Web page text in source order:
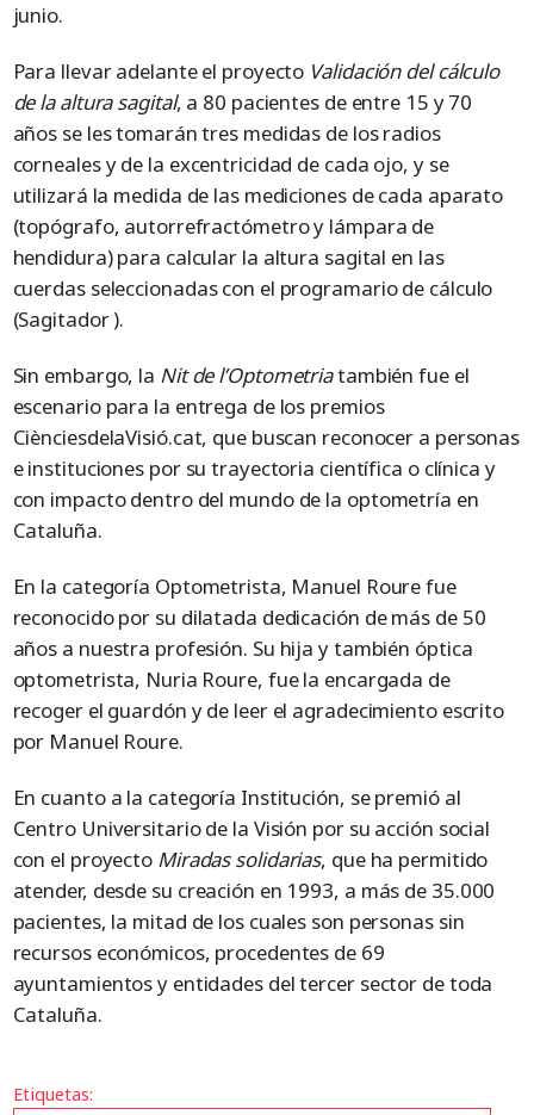
junio.
Para llevar adelante el proyecto Validación del cálculo
de la altura sagital, a 80 pacientes de entre 15 y 70
años se les tomarán tres medidas de los radios
corneales y de la excentricidad de cada ojo, y se
utilizará la medida de las mediciones de cada aparato
(topógrafo, autorrefractómetro y lámpara de
hendidura) para calcular la altura sagital en las
cuerdas seleccionadas con el programario de cálculo
(Sagitador ).
Sin embargo, la Nit de l’Optometriatambién fue el
escenario para la entrega de los premios
CiènciesdelaVisió.cat, que buscan reconocer a personas
e instituciones por su trayectoria científica o clínica y
con impacto dentro del mundo de la optometría en
Cataluña.
En la categoría Optometrista, Manuel Roure fue
reconocido por su dilatada dedicación de más de 50
años a nuestra profesión. Su hija y también óptica
optometrista, Nuria Roure, fue la encargada de
recoger el guardón y de leer el agradecimiento escrito
por Manuel Roure.
En cuanto a la categoría Institución, se premió al
Centro Universitario de la Visión por su acción social
con el proyecto Miradas solidarias, que ha permitido
atender, desde su creación en 1993, a más de 35.000
pacientes, la mitad de los cuales son personas sin
recursos económicos, procedentes de 69
ayuntamientos y entidades del tercer sector de toda
Cataluña.
Etiquetas: